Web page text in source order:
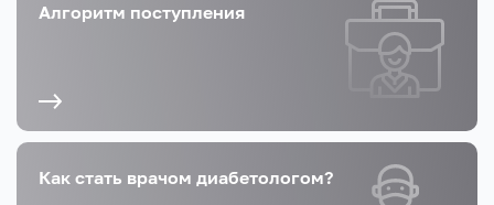
Алгоритм поступления
Как стать врачом диабетологом?